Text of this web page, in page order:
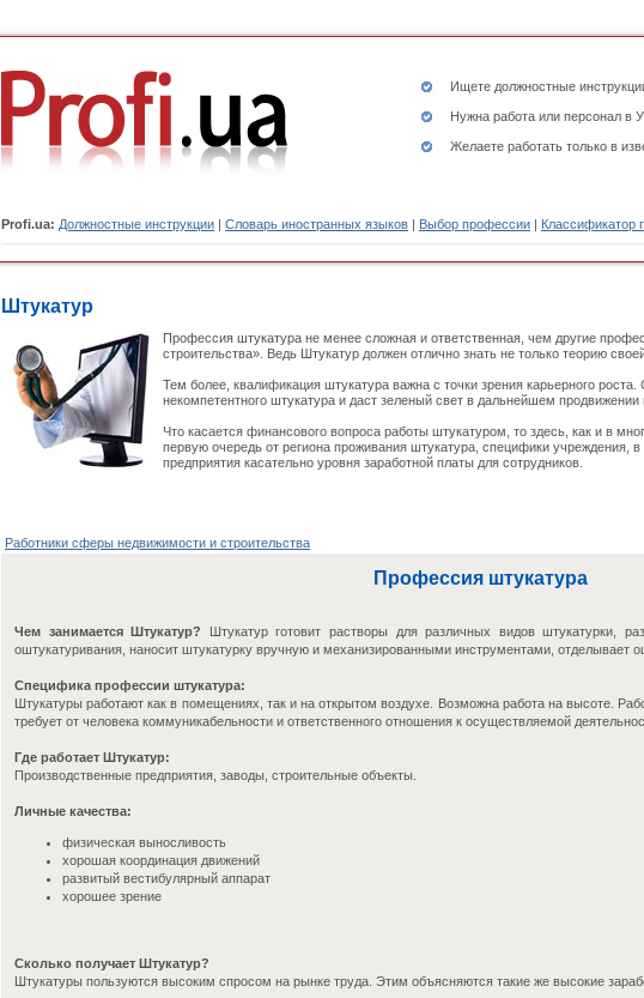
Ищете должностные
Нужна работа или персонал в
Желаете работать только в
Profi.ua: Должностные инструкции | Словарь иностранных языков | Выбор профессии | Классификатор
Штукатур
Профессия штукатура не менее сложная и ответственная, чем другие
строительства». Ведь Штукатур должен отлично знать не только теорию
Тем более, квалификация штукатура важна с точки зрения карьерного
некомпетентного штукатура и даст зеленый свет в дальнейшем продвижении
Что касается финансового вопроса работы штукатуром, то здесь, как и в
первую очередь от региона проживания штукатура, специфики учреждения,
предприятия касательно уровня заработной платы для сотрудников.
Работники сферы недвижимости и строительства
Профессия штукатура
Чем занимается Штукатур?
Штукатур готовит растворы для различных видов штукатурки,
оштукатуривания, наносит штукатурку вручную и механизированными инструментами, отделывает
Специфика профессии штукатура:
Штукатуры работают как в помещениях, так и на открытом воздухе. Возможна работа на высоте.
требует от человека коммуникабельности и ответственного отношения к осуществляемой
Где работает Штукатур:
Производственные предприятия, заводы, строительные объекты.
Личные качества:
физическая выносливость
хорошая координация движений
развитый вестибулярный аппарат
хорошее зрение
Сколько получает Штукатур?
Штукатуры пользуются высоким спросом на рынке труда. Этим объясняются такие же высокие